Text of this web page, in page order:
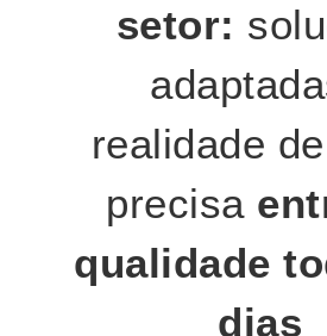
setor:
realidade
precisa
qualidade
dias